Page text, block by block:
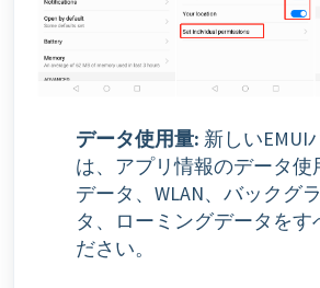
データ使用量: 新しいEMUI
は、アプリ情報のデータ
データ、WLAN、バックグ
タ、ローミングデータをす
ださい。